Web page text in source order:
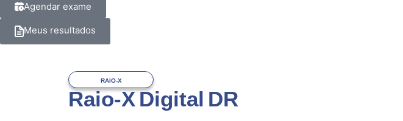
Agendar exame
Meus resultados
RAIO-X
Raio-X Digital DR